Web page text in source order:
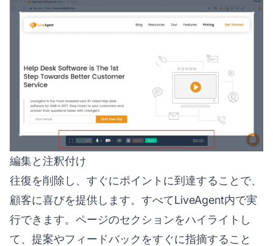
編集と注釈付け
往復を削除し、すぐにポイントに到達することで、
顧客に喜びを提供します。すべてLiveAgent内で実
行できます。ページのセクションをハイライトし
て、提案やフィードバックをすぐに指摘すること